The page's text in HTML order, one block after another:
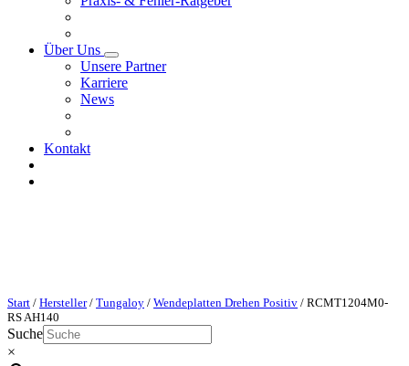
Über Uns
Unsere Partner
Karriere
News
Kontakt
Start / Hersteller/ Tungaloy / Wendeplatten Drehen Positiv / RCMT1204M0-
RS AH140
Suche
×